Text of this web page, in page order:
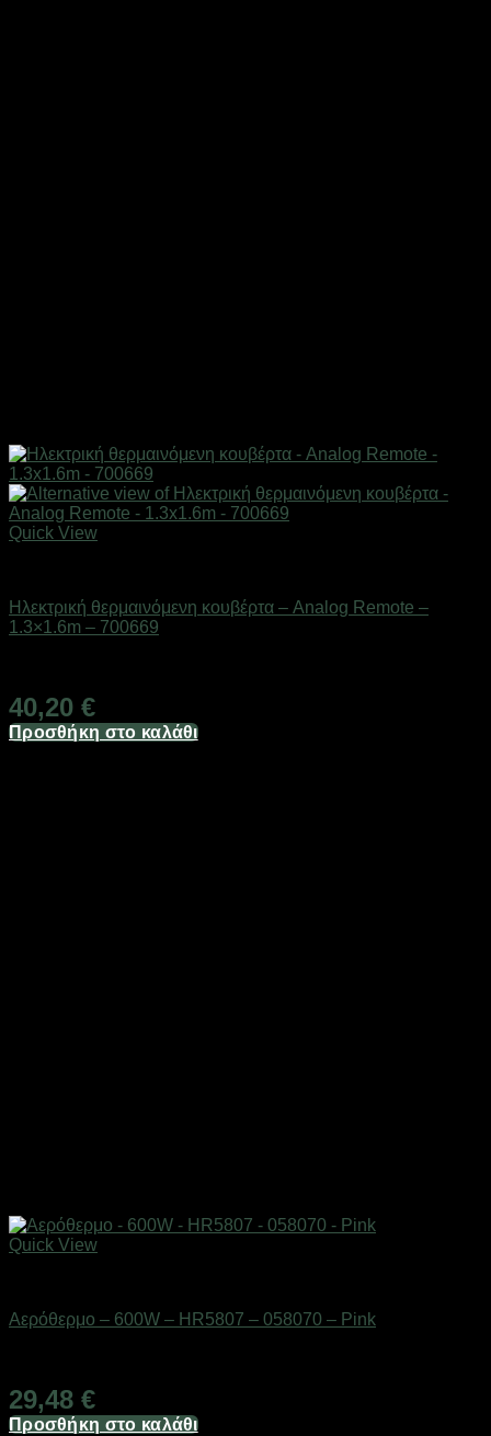
Quick View
Ηλεκτρική θερμαινόμενη κουβέρτα – Analog Remote –
1.3×1.6m – 700669
40,20 €
Προσθήκη στο καλάθι
Quick View
Αερόθερμο – 600W – HR5807 – 058070 – Pink
29,48 €
Προσθήκη στο καλάθι